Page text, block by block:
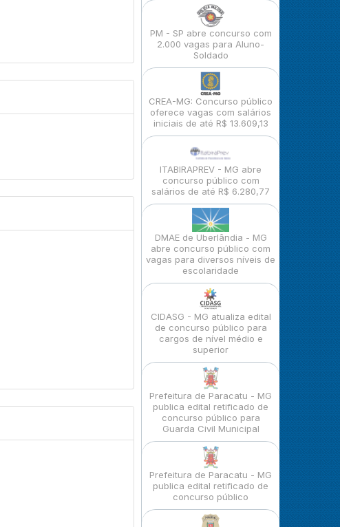
PM - SP abre concurso com
2.000 vagas para Aluno-
Soldado
CREA-MG: Concurso público
oferece vagas com salários
iniciais de até R$ 13.609,13
ITABIRAPREV - MG abre
concurso público com
salários de até R$ 6.280,77
DMAE de Uberlândia - MG
abre concurso público com
vagas para diversos níveis de
escolaridade
CIDASG - MG atualiza edital
de concurso público para
cargos de nível médio e
superior
Prefeitura de Paracatu - MG
publica edital retificado de
concurso público para
Guarda Civil Municipal
Prefeitura de Paracatu - MG
publica edital retificado de
concurso público